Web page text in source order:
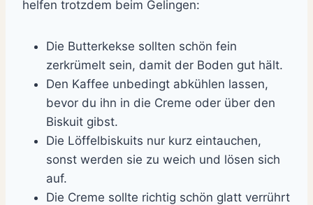
helfen trotzdem beim Gelingen:
Die Butterkekse sollten schön fein
zerkrümelt sein, damit der Boden gut hält.
Den Kaffee unbedingt abkühlen lassen,
bevor du ihn in die Creme oder über den
Biskuit gibst.
Die Löffelbiskuits nur kurz eintauchen,
sonst werden sie zu weich und lösen sich
auf.
Die Creme sollte richtig schön glatt verrührt